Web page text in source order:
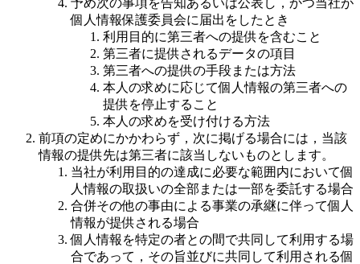
予め次の事項を告知あるいは公表し，かつ当社が
個人情報保護委員会に届出をしたとき
利用目的に第三者への提供を含むこと
第三者に提供されるデータの項目
第三者への提供の手段または方法
本人の求めに応じて個人情報の第三者への
提供を停止すること
本人の求めを受け付ける方法
前項の定めにかかわらず，次に掲げる場合には，当該
情報の提供先は第三者に該当しないものとします。
当社が利用目的の達成に必要な範囲内において個
人情報の取扱いの全部または一部を委託する場合
合併その他の事由による事業の承継に伴って個人
情報が提供される場合
個人情報を特定の者との間で共同して利用する場
合であって，その旨並びに共同して利用される個